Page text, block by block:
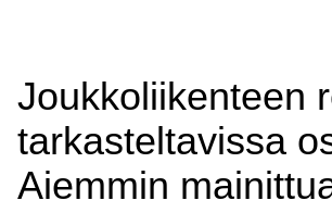
Joukkoliikenteen
tarkasteltavissa
Aiemmin